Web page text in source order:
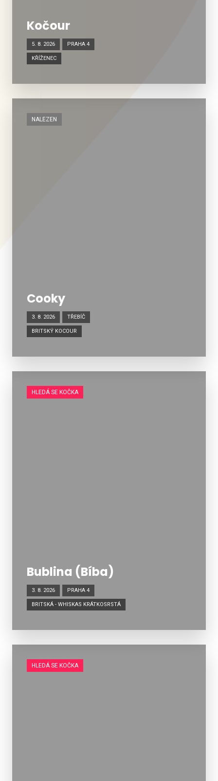
Kočour
5. 8. 2026 PRAHA 4
KŘÍŽENEC
NALEZEN
Cooky
3. 8. 2026 TŘEBÍČ
BRITSKÝ KOCOUR
HLEDÁ SE KOČKA
Bublina (Bíba)
3. 8. 2026 PRAHA 4
BRITSKÁ - WHISKAS KRÁTKOSRSTÁ
HLEDÁ SE KOČKA